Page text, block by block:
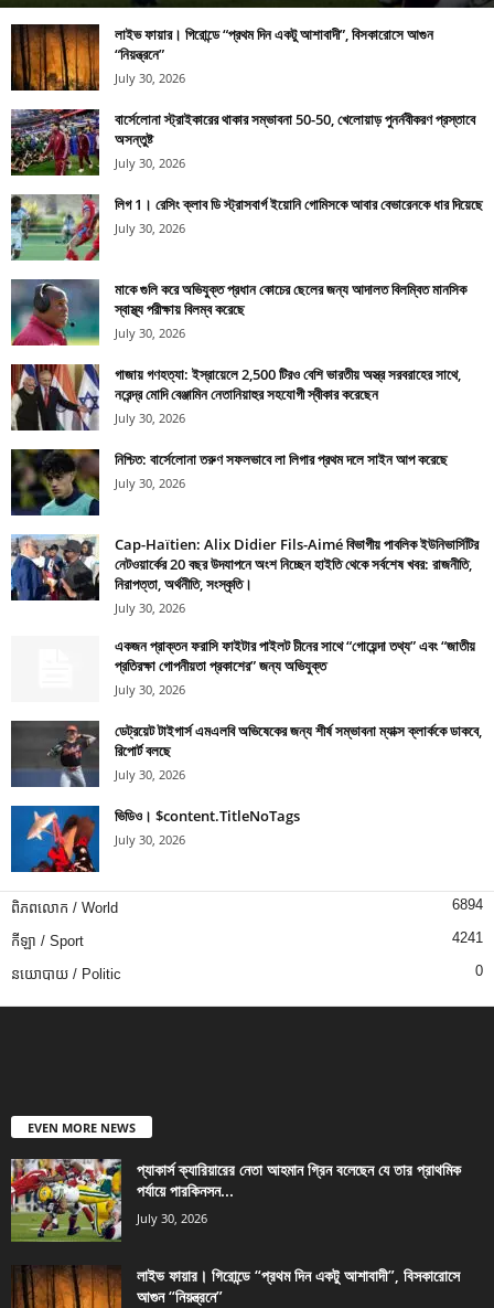
লাইভ ফায়ার। গিরোন্ডে “প্রথম দিন একটু আশাবাদী”, বিসকারোসে আগুন
“নিয়ন্ত্রনে”
July 30, 2026
বার্সেলোনা স্ট্রাইকারের থাকার সম্ভাবনা 50-50, খেলোয়াড় পুনর্নবীকরণ প্রস্তাবে
অসন্তুষ্ট
July 30, 2026
লিগ 1। রেসিং ক্লাব ডি স্ট্রাসবার্গ ইয়োনি গোমিসকে আবার বেভারেনকে ধার দিয়েছে
July 30, 2026
মাকে গুলি করে অভিযুক্ত প্রধান কোচের ছেলের জন্য আদালত বিলম্বিত মানসিক
স্বাস্থ্য পরীক্ষায় বিলম্ব করেছে
July 30, 2026
গাজায় গণহত্যা: ইস্রায়েলে 2,500 টিরও বেশি ভারতীয় অস্ত্র সরবরাহের সাথে,
নরেন্দ্র মোদি বেঞ্জামিন নেতানিয়াহুর সহযোগী স্বীকার করেছেন
July 30, 2026
নিশ্চিত: বার্সেলোনা তরুণ সফলভাবে লা লিগার প্রথম দলে সাইন আপ করেছে
July 30, 2026
Cap-Haïtien: Alix Didier Fils-Aimé বিভাগীয় পাবলিক ইউনিভার্সিটির
নেটওয়ার্কের 20 বছর উদযাপনে অংশ নিচ্ছেন হাইতি থেকে সর্বশেষ খবর: রাজনীতি,
নিরাপত্তা, অর্থনীতি, সংস্কৃতি।
July 30, 2026
একজন প্রাক্তন ফরাসি ফাইটার পাইলট চীনের সাথে “গোয়েন্দা তথ্য” এবং “জাতীয়
প্রতিরক্ষা গোপনীয়তা প্রকাশের” জন্য অভিযুক্ত
July 30, 2026
ডেট্রয়েট টাইগার্স এমএলবি অভিষেকের জন্য শীর্ষ সম্ভাবনা ম্যাক্স ক্লার্ককে ডাকবে,
রিপোর্ট বলছে
July 30, 2026
ভিডিও। $content.TitleNoTags
July 30, 2026
ពិភពលោក / World 6894
កីឡា / Sport 4241
នយោបាយ / Politic 0
EVEN MORE NEWS
প্যাকার্স ক্যারিয়ারের নেতা আহমান গ্রিন বলেছেন যে তার প্রাথমিক
পর্যায়ে পারকিনসন...
July 30, 2026
লাইভ ফায়ার। গিরোন্ডে “প্রথম দিন একটু আশাবাদী”, বিসকারোসে
আগুন “নিয়ন্ত্রনে”